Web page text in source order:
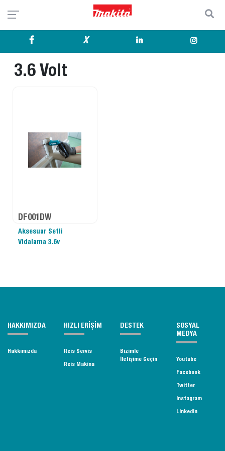
X
3.6 Volt
DF001DW
Aksesuar Setli
Vidalama 3.6v
HAKKIMIZDA
Hakkımızda
HIZLI ERİŞİM
Reis Servis
Reis Makina
DESTEK
Bizimle
İletişime Geçin
SOSYAL
MEDYA
Youtube
Facebook
Twitter
Instagram
Linkedin